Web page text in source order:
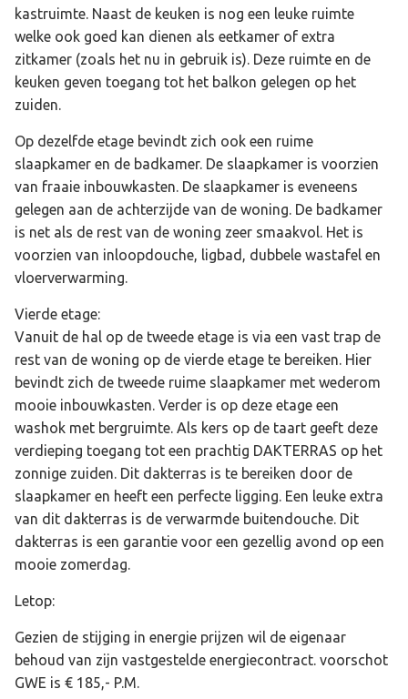
kastruimte. Naast de keuken is nog een leuke ruimte
welke ook goed kan dienen als eetkamer of extra
zitkamer (zoals het nu in gebruik is). Deze ruimte en de
keuken geven toegang tot het balkon gelegen op het
zuiden.
Op dezelfde etage bevindt zich ook een ruime
slaapkamer en de badkamer. De slaapkamer is voorzien
van fraaie inbouwkasten. De slaapkamer is eveneens
gelegen aan de achterzijde van de woning. De badkamer
is net als de rest van de woning zeer smaakvol. Het is
voorzien van inloopdouche, ligbad, dubbele wastafel en
vloerverwarming.
Vierde etage:
Vanuit de hal op de tweede etage is via een vast trap de
rest van de woning op de vierde etage te bereiken. Hier
bevindt zich de tweede ruime slaapkamer met wederom
mooie inbouwkasten. Verder is op deze etage een
washok met bergruimte. Als kers op de taart geeft deze
verdieping toegang tot een prachtig DAKTERRAS op het
zonnige zuiden. Dit dakterras is te bereiken door de
slaapkamer en heeft een perfecte ligging. Een leuke extra
van dit dakterras is de verwarmde buitendouche. Dit
dakterras is een garantie voor een gezellig avond op een
mooie zomerdag.
Letop:
Gezien de stijging in energie prijzen wil de eigenaar
behoud van zijn vastgestelde energiecontract. voorschot
GWE is € 185,- P.M.